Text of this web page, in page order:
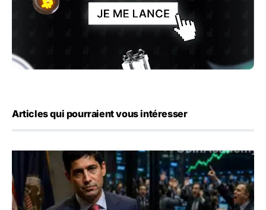
Articles qui pourraient vous intéresser
Emploi américain : 23 000 postes détruits en juillet, les